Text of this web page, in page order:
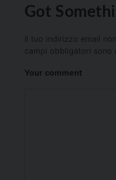
Got
Il tuo indirizzo email
campi obbligatori sono
Your comment